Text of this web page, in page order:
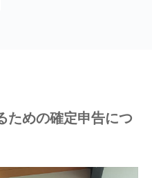
ための確定申告につ